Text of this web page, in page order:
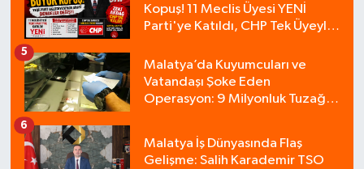
Kopuş! 11 Meclis Üyesi YENİ
Parti'ye Katıldı, CHP Tek Üyeyle
Malatya’da Kuyumcuları ve
Vatandaşı Şoke Eden
Operasyon: 9 Milyonluk Tuzağı
5
Malatya İş Dünyasında Flaş
Gelişme: Salih Karademir TSO
6